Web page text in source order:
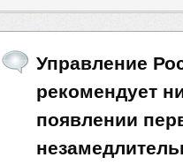
Управление
рекомендует
появлении